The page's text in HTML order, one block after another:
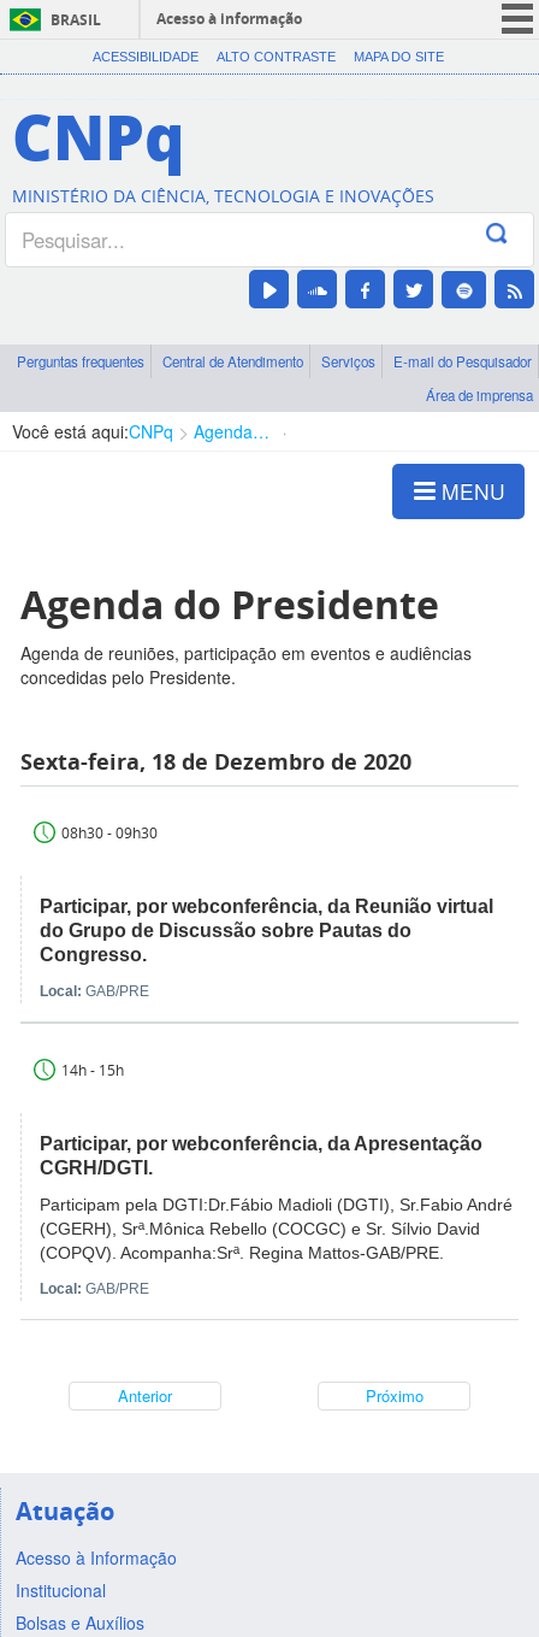
BRASIL
Acesso à informação
CORONAVÍRUS (COVID-19)
Canais
ACESSIBILIDADE ALTO CONTRASTE MAPA DO SITE
CNPq
MINISTÉRIO DA CIÊNCIA, TECNOLOGIA E INOVAÇÕES
Perguntas frequentes Central de Atendimento Serviços
E-mail do Pesquisador
Área de imprensa
Você está aqui:CNPq Agenda de autoridades
MENU
Agenda do Presidente
Agenda de reuniões, participação em eventos e audiências
concedidas pelo Presidente.
Sexta-feira, 18 de Dezembro de 2020
08h30 - 09h30
Participar, por webconferência, da Reunião virtual
do Grupo de Discussão sobre Pautas do
Congresso.
Local: GAB/PRE
14h - 15h
Participar, por webconferência, da Apresentação
CGRH/DGTI.
Participam pela DGTI:Dr.Fábio Madioli (DGTI), Sr.Fabio André
(CGERH), Srª.Mônica Rebello (COCGC) e Sr. Sílvio David
(COPQV). Acompanha:Srª. Regina Mattos-GAB/PRE.
Local: GAB/PRE
Anterior Próximo
Atuação
Acesso à Informação
Institucional
Bolsas e Auxílios